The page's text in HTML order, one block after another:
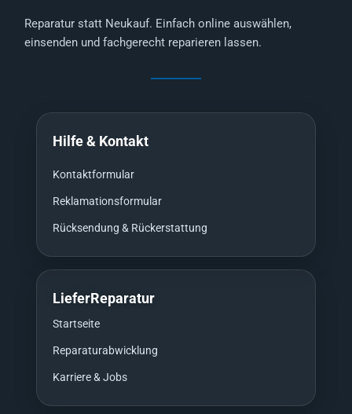
Reparatur statt Neukauf. Einfach online auswählen,
einsenden und fachgerecht reparieren lassen.
Hilfe & Kontakt
Kontaktformular
Reklamationsformular
Rücksendung & Rückerstattung
LieferReparatur
Startseite
Reparaturabwicklung
Karriere & Jobs